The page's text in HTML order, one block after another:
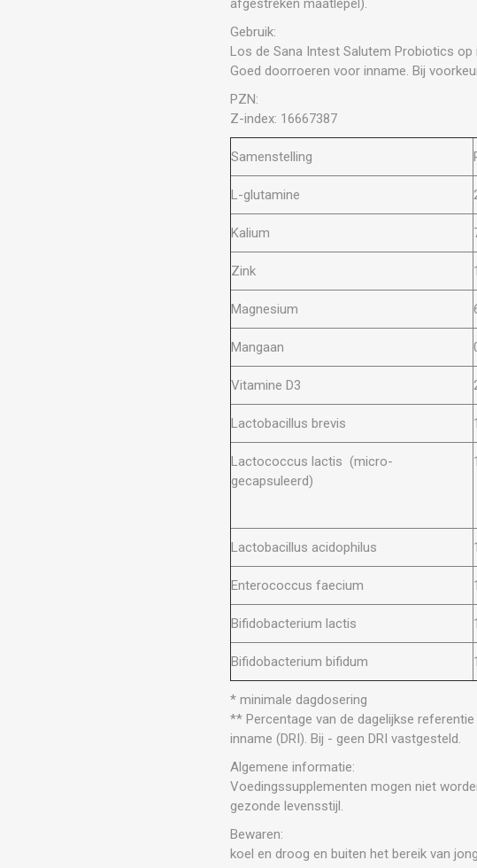
afgestreken maatlepel).
Gebruik:
Los de Sana Intest Salutem Probiotics op
Goed doorroeren voor inname. Bij
PZN:
Z-index: 16667387
Samenstelling
L-glutamine
Kalium
Zink
Magnesium
Mangaan
Vitamine D3
Lactobacillus brevis
Lactococcus lactis (micro-
gecapsuleerd)
Lactobacillus acidophilus
Enterococcus faecium
Bifidobacterium lactis
Bifidobacterium bifidum
* minimale dagdosering
** Percentage van de dagelijkse referentie
inname (DRI). Bij - geen DRI vastgesteld.
Algemene informatie:
Voedingssupplementen mogen niet
gezonde levensstijl.
Bewaren:
koel en droog en buiten het bereik van